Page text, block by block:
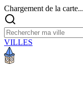
Chargement de la carte...
VILLES